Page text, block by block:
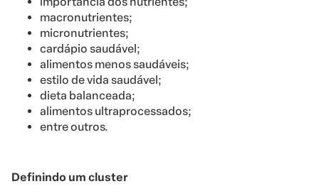
macronutrientes;
micronutrientes;
cardápio saudável;
alimentos menos saudáveis;
estilo de vida saudável;
dieta balanceada;
alimentos ultraprocessados;
entre outros.
Definindo um cluster